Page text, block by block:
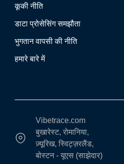
कूकी नीति
डाटा प्रोसेसिंग समझौता
भुगतान वापसी की नीति
हमारे बारे में
Vibetrace.com
बुखारेस्ट, रोमानिया,
ज़्यूरिख, स्विट्ज़रलैंड,
बोस्टन - यूएस (साझेदार)